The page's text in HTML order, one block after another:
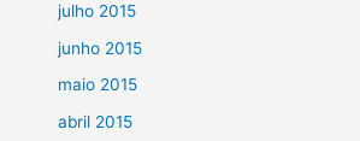
julho 2015
junho 2015
maio 2015
abril 2015